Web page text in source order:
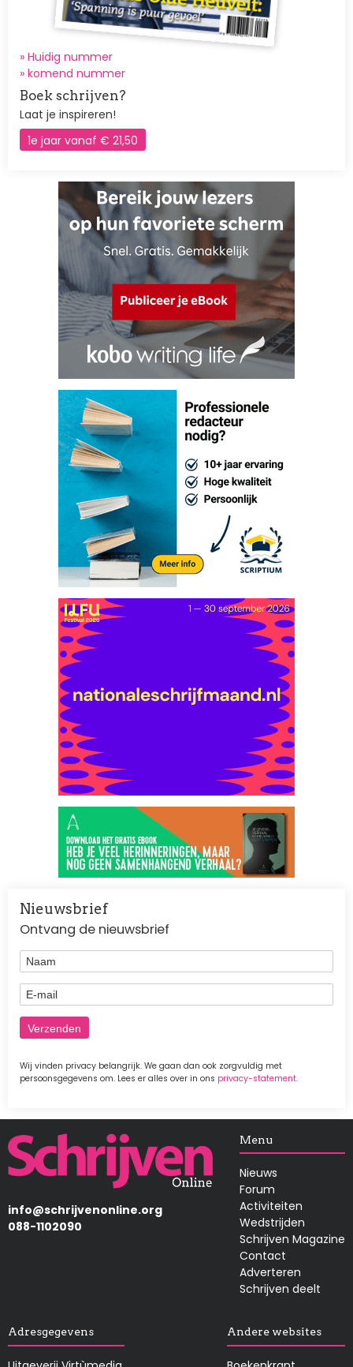
» Huidig nummer
» komend nummer
Boek schrijven?
Laat je inspireren!
1e jaar vanaf € 21,50
Nieuwsbrief
Ontvang de nieuwsbrief
Naam
E-mail
Wij vinden privacy belangrijk. We gaan dan ook zorgvuldig met
persoonsgegevens om. Lees er alles over in ons privacy-statement.
Afbeelding
info@schrijvenonline.org
088-1102090
Menu
Nieuws
Forum
Activiteiten
Wedstrijden
Schrijven Magazine
Contact
Adverteren
Schrijven deelt
Adresgegevens Andere websites